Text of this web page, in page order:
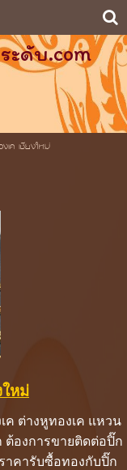
ะดับ.com
เค เชียงใหม่
หม่
ค ต่างหูทองเค แหวน
ต้องการขายติดต่อปิ๊ก
าคารับซื้อทองกับปิ๊ก